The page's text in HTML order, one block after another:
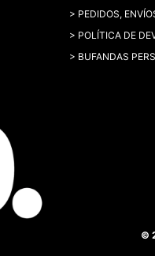
> PEDIDOS,
> POLÍTICA DE
> BUFANDAS
©